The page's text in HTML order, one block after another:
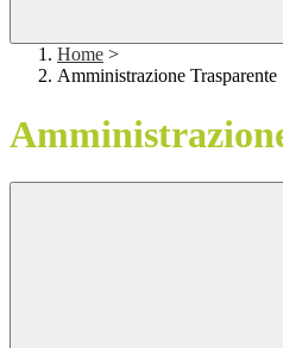
Home >
Amministrazione Trasparente